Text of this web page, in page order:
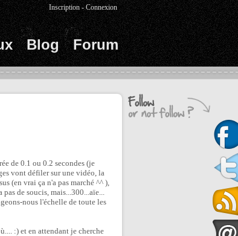
Blog Forum
Inscription -Connexion
de 0.1 ou 0.2 secondes (je
vont défiler sur une vidéo, la
(en vrai ça n'a pas marché ^^ ),
de soucis, mais...300...aïe...
nous l'échelle de toute les
:) et en attendant je cherche